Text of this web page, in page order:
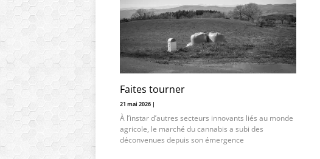
Faites tourner
21 mai 2026 |
À l’instar d’autres secteurs innovants liés au monde
agricole, le marché du cannabis a subi des
déconvenues depuis son émergence